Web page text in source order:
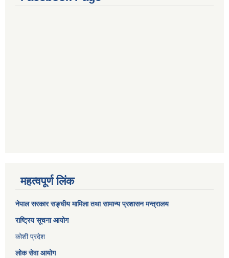
महत्वपूर्ण लिंक
नेपाल सरकारसङ्घीय मामिला तथा सामान्य प्रशासन मन्त्रालय
राष्ट्रिय सूचना आयोग
कोशी प्रदेश
लोक सेवा आयोग